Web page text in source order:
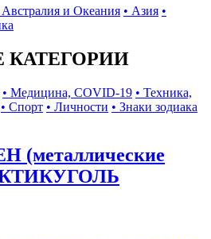
Австралия и Океания • Азия •
• Медицина, COVID-19 • Техника,
• Спорт • Личности • Знаки зодиака
(металлические